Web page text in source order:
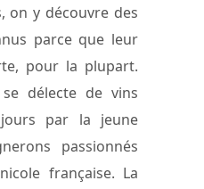
on y découvre des
parce que leur
pour la plupart.
délecte de vins
par la jeune
passionnés
française. La